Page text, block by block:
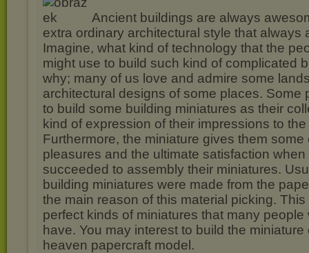
Ancient buildings are always
extra ordinary architectural style that always
Imagine, what kind of technology that the
might use to build such kind of complicated
why; many of us love and admire some
architectural designs of some places. Some
to build some building miniatures as their
kind of expression of their impressions to
Furthermore, the miniature gives them some
pleasures and the ultimate satisfaction
succeeded to assembly their miniatures.
building miniatures were made from the
the main reason of this material picking.
perfect kinds of miniatures that many people
have. You may interest to build the
heaven papercraft model.